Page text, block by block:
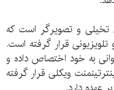
تخیلی و تصویرگر است که
قرار گرفته است.
به خود اختصاص داده و
ویکلی قرار گرفته